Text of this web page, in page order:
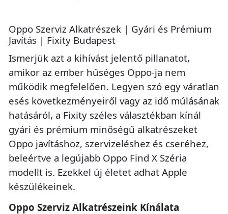
Oppo Szerviz Alkatrészek | Gyári és Prémium
Javítás | Fixity Budapest
Ismerjük azt a kihívást jelentő pillanatot,
amikor az ember hűséges Oppo-ja nem
működik megfelelően. Legyen szó egy váratlan
esés következményeiről vagy az idő múlásának
hatásáról, a Fixity széles választékban kínál
gyári és prémium minőségű alkatrészeket
Oppo javításhoz, szervizeléshez és cseréhez,
beleértve a legújabb Oppo Find X Széria
modellt is. Ezekkel új életet adhat Apple
készülékeinek.
Oppo Szerviz Alkatrészeink Kínálata